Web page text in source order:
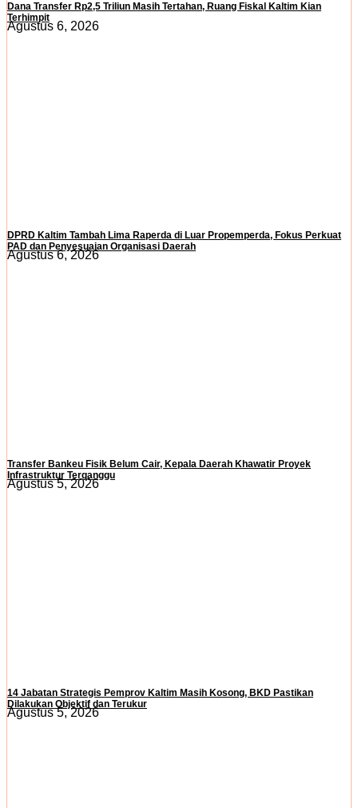
Dana Transfer Rp2,5 Triliun Masih Tertahan, Ruang Fiskal Kaltim Kian
Terhimpit
Agustus 6, 2026
DPRD Kaltim Tambah Lima Raperda di Luar Propemperda, Fokus Perkuat
PAD dan Penyesuaian Organisasi Daerah
Agustus 6, 2026
Transfer Bankeu Fisik Belum Cair, Kepala Daerah Khawatir Proyek
Infrastruktur Terganggu
Agustus 5, 2026
14 Jabatan Strategis Pemprov Kaltim Masih Kosong, BKD Pastikan
Dilakukan Objektif dan Terukur
Agustus 5, 2026